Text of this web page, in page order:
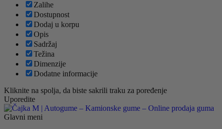
Zalihe
Dostupnost
Dodaj u korpu
Opis
Sadržaj
Težina
Dimenzije
Dodatne informacije
Kliknite na spolja, da biste sakrili traku za poređenje
Uporedite
Glavni meni